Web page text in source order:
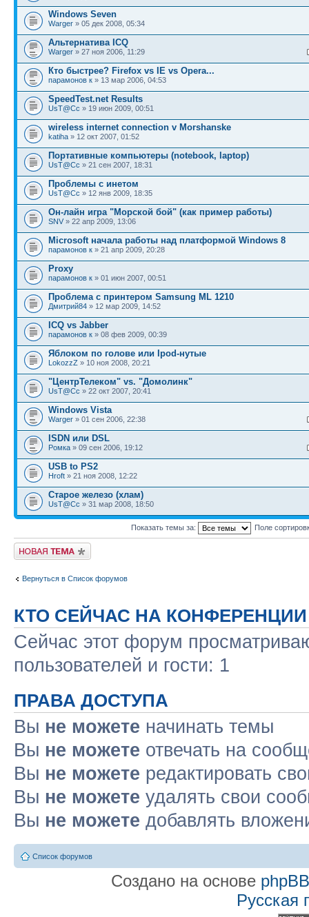
Windows Seven
Warger » 05 дек 2008, 05:34
Альтернатива ICQ
Warger » 27 ноя 2006, 11:29
Кто быстрее? Firefox vs IE vs Opera...
парамонов к » 13 мар 2006, 04:53
SpeedTest.net Results
UsT@Cc » 19 июн 2009, 00:51
wireless internet connection v Morshanske
katiha » 12 окт 2007, 01:52
Портативные компьютеры (notebook, laptop)
UsT@Cc » 21 сен 2007, 18:31
Проблемы с инетом
UsT@Cc » 12 янв 2009, 18:35
Он-лайн игра "Морской бой" (как пример работы)
SNV » 22 апр 2009, 13:06
Microsoft начала работы над платформой Windows 8
парамонов к » 21 апр 2009, 20:28
Proxy
парамонов к » 01 июн 2007, 00:51
Проблема с принтером Samsung ML 1210
Дмитрий84 » 12 мар 2009, 14:52
ICQ vs Jabber
парамонов к » 08 фев 2009, 00:39
Яблоком по голове или Ipod-нутые
LokozzZ » 10 ноя 2008, 20:21
"ЦентрТелеком" vs. "Домолинк"
UsT@Cc » 22 окт 2007, 20:41
Windows Vista
Warger » 01 сен 2006, 22:38
ISDN или DSL
Ромка » 09 сен 2006, 19:12
USB to PS2
Hroft » 21 ноя 2008, 12:22
Старое железо (хлам)
UsT@Cc » 31 мар 2008, 18:50
Показать темы за: Поле
Новая тема
Вернуться в Список форумов
КТО СЕЙЧАС НА КОНФЕРЕНЦИИ
Сейчас этот форум
пользователей и гости: 1
ПРАВА ДОСТУПА
Вы не можете начинать темы
Вы не можете отвечать на
Вы не можете редактировать
Вы не можете удалять свои
Вы не можете добавлять
Список форумов
Создано на основе phpBB
Русская